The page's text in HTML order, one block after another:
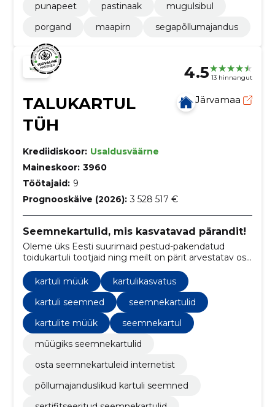
punapeet
pastinaak
mugulsibul
porgand
maapirn segapõllumajandus
4.5 13 hinnangut
TALUKARTUL
TÜH
Järvamaa
Krediidiskoor: Usaldusväärne
Maineskoor: 3960
Töötajaid: 9
Prognooskäive (2026): 3 528 517 €
Seemnekartulid, mis kasvatavad pärandit!
Oleme üks Eesti suurimaid pestud-pakendatud
toidukartuli tootjaid ning meilt on pärit arvestatav osa
Eestis müüdavast sertifitseeritud seemnekartulist.
kartuli müük
kartulikasvatus
kartuli seemned
seemnekartulid
kartulite müük
seemnekartul
müügiks seemnekartulid
osta seemnekartuleid internetist
põllumajanduslikud kartuli seemned